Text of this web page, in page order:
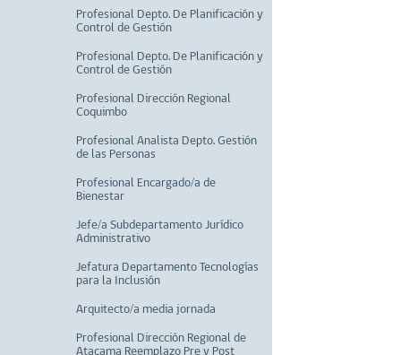
Profesional Depto. De Planificación y
Control de Gestión
Profesional Depto. De Planificación y
Control de Gestión
Profesional Dirección Regional
Coquimbo
Profesional Analista Depto. Gestión
de las Personas
Profesional Encargado/a de
Bienestar
Jefe/a Subdepartamento Jurídico
Administrativo
Jefatura Departamento Tecnologías
para la Inclusión
Arquitecto/a media jornada
Profesional Dirección Regional de
Atacama Reemplazo Pre y Post